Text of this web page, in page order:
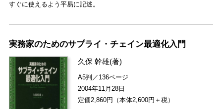
すぐに使えるよう平易に記述。
実務家のためのサプライ・チェイン最適化入門
久保 幹雄(著)
A5判／136ページ
2004年11月28日
定価2,860円（本体2,600円＋税）